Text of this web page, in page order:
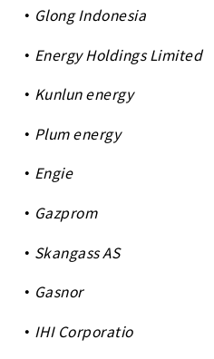
Glong Indonesia
Energy Holdings Limited
Kunlun energy
Plum energy
Engie
Gazprom
Skangass AS
Gasnor
IHI Corporatio